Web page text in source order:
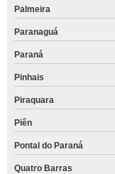
Palmeira
Paranaguá
Paraná
Pinhais
Piraquara
Piên
Pontal do Paraná
Quatro Barras